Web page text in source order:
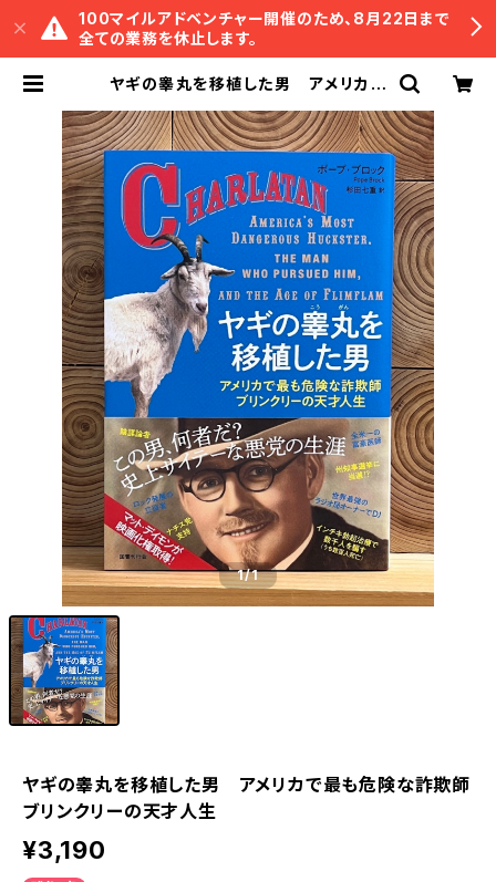
100マイルアドベンチャー開催のため、8月22日まで
全ての業務を休止します。
ヤギの睾丸を移植した男 アメリカで
人生 | 冒険研究所書店
1/1
ヤギの睾丸を移植した男 アメリカで最も危険な詐欺師
ブリンクリーの天才人生
¥3,190